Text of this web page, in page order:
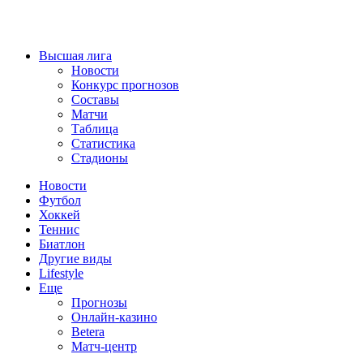
Высшая лига
Новости
Конкурс прогнозов
Составы
Матчи
Таблица
Статистика
Стадионы
Новости
Футбол
Хоккей
Теннис
Биатлон
Другие виды
Lifestyle
Еще
Прогнозы
Онлайн-казино
Betera
Матч-центр